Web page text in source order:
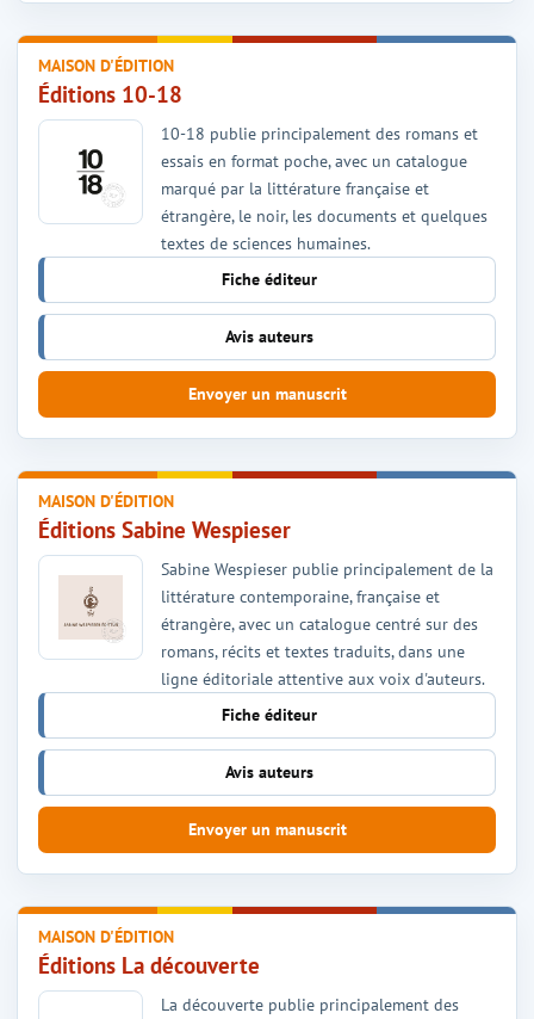
MAISON D'ÉDITION
Éditions La découverte
La découverte publie principalement des
MAISON D'ÉDITION
Éditions Sabine Wespieser
Sabine Wespieser publie principalement de la
littérature contemporaine, française et
étrangère, avec un catalogue centré sur des
romans, récits et textes traduits, dans une
ligne éditoriale attentive aux voix d'auteurs.
Fiche éditeur
Avis auteurs
Envoyer un manuscrit
MAISON D'ÉDITION
Éditions 10-18
10-18 publie principalement des romans et
essais en format poche, avec un catalogue
marqué par la littérature française et
étrangère, le noir, les documents et quelques
textes de sciences humaines.
Fiche éditeur
Avis auteurs
Envoyer un manuscrit